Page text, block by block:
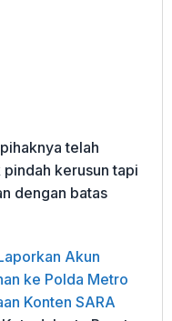
telah
kerusun tapi
dengan batas
Akun
ke Polda Metro
Konten SARA